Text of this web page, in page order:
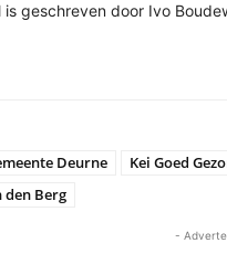
is geschreven door Ivo
Deurne Kei Goed
Berg
-